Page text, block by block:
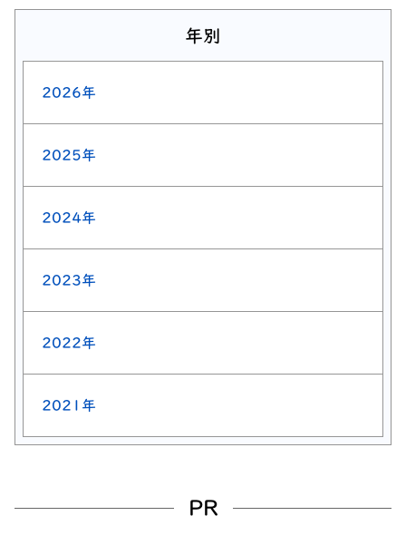
年別
2026年
2025年
2024年
2023年
2022年
2021年
PR